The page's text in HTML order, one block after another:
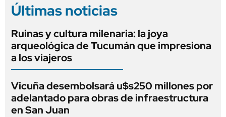
Últimas noticias
Ruinas y cultura milenaria: la joya
arqueológica de Tucumán que impresiona
a los viajeros
Vicuña desembolsará u$s250 millones por
adelantado para obras de infraestructura
en San Juan